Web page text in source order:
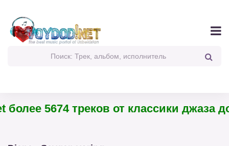
5674 треков от классики джаза до